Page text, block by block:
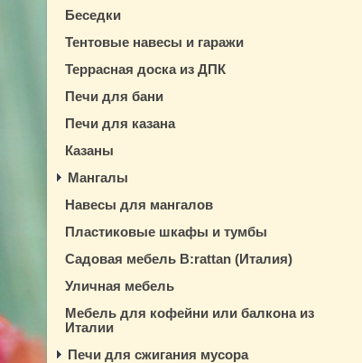
Беседки
Тентовые навесы и гаражи
Террасная доска из ДПК
Печи для бани
Печи для казана
Казаны
Мангалы
Навесы для мангалов
Пластиковые шкафы и тумбы
Садовая мебель B:rattan (Италия)
Уличная мебель
Мебель для кофейни или балкона из
Италии
Печи для сжигания мусора